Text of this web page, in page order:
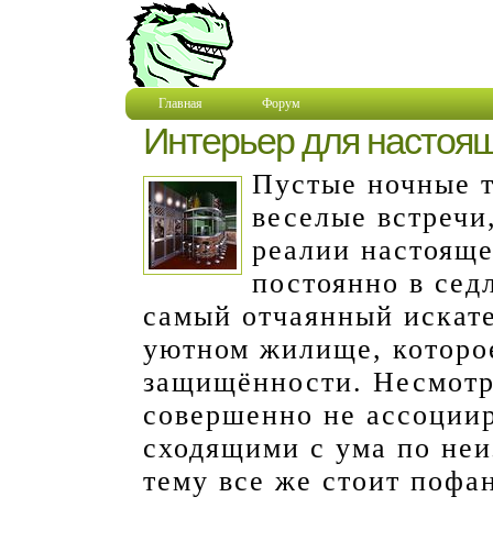
Главная Форум
Интерьер для
Пустые ночные
веселые
реалии
постоянно в
самый отчаянный
уютном жилище,
защищённости.
совершенно не
сходящими с ума по
тему все же стоит